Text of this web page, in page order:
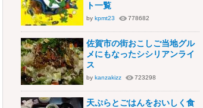
ト一覧
by kpmt23 778682
佐賀市の街おこしご当地グル
メにもなったシシリアンライ
ス
by kanzakizz 723298
天ぷらとごはんをおいしく食